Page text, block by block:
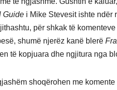
Guide i Mike Stevesit ishte ndër
për shkak të
shumë njerëz kanë blerë
të kopjuara dhe ngjitura nga
shoqërohen me